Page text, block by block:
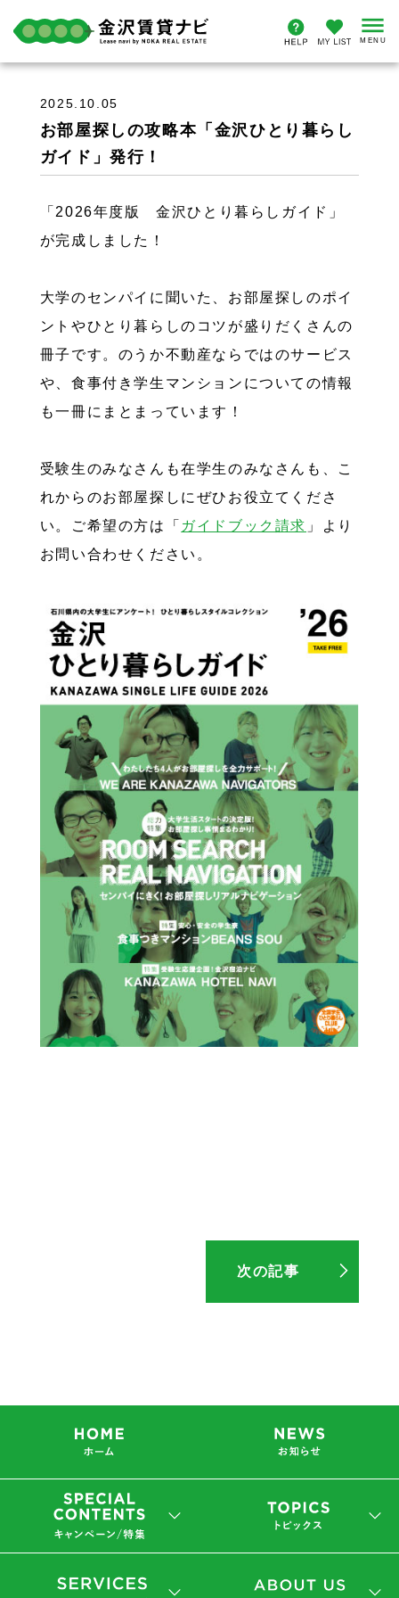
2025.10.05
お部屋探しの攻略本「金沢ひとり暮らし
ガイド」発行！
「2026年度版 金沢ひとり暮らしガイド」
が完成しました！
大学のセンパイに聞いた、お部屋探しのポイ
ントやひとり暮らしのコツが盛りだくさんの
冊子です。のうか不動産ならではのサービス
や、食事付き学生マンションについての情報
も一冊にまとまっています！
受験生のみなさんも在学生のみなさんも、こ
れからのお部屋探しにぜひお役立てくださ
い。ご希望の方は「 ガイドブック請求 」より
お問い合わせください。